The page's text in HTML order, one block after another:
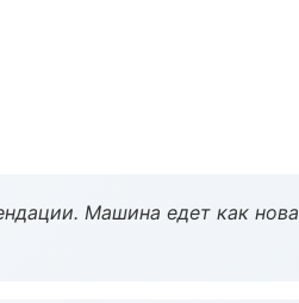
Машина едет как